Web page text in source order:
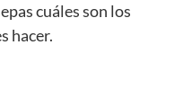
cuáles son los
hacer.